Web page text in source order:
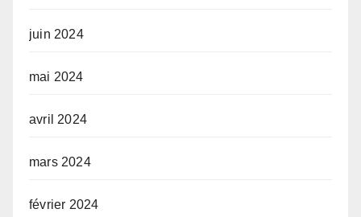
juin 2024
mai 2024
avril 2024
mars 2024
février 2024